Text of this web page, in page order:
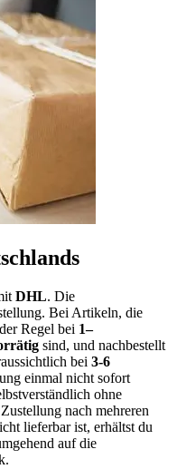
DHL. Die
. Bei Artikeln, die
Regel bei 1–
sind, und nachbestellt
bei 3-6
einmal nicht sofort
ohne
nach mehreren
lieferbarist, erhältst du
auf die